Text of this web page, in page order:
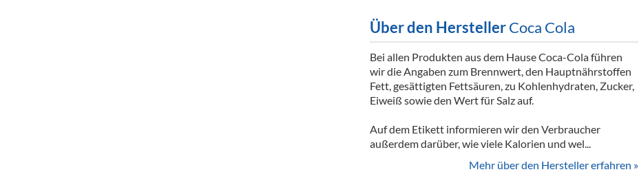
Über den HerstellerCoca Cola
Bei allen Produkten aus dem Hause Coca-Cola führen
wir die Angaben zum Brennwert, den Hauptnährstoffen
Fett, gesättigten Fettsäuren, zu Kohlenhydraten, Zucker,
Eiweiß sowie den Wert für Salz auf.
Auf dem Etikett informieren wir den Verbraucher
außerdem darüber, wie viele Kalorien und wel...
Mehr über den Hersteller erfahren »